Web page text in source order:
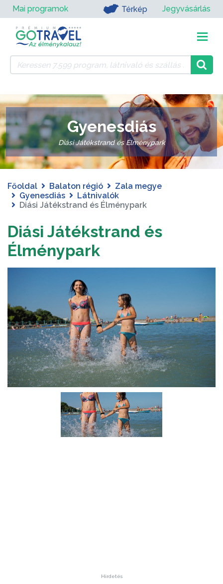
Mai programok Térkép Jegyvásárlás
Gyenesdiás
Diási Játékstrand és Élménypark
Főoldal Balaton régió
Zala megye
Gyenesdiás
Látnivalók
Diási Játékstrand és Élménypark
Diási Játékstrand és
Élménypark
Hirdetés